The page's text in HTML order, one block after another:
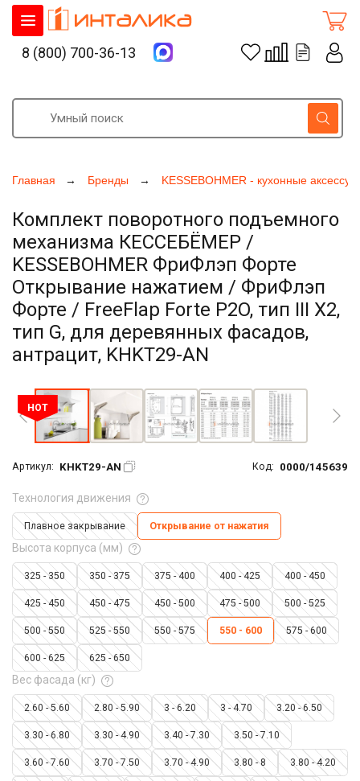
Главная Бренды KESSEBOHMER - кухонные
Комплект поворотного подъемного
механизма КЕССЕБЁМЕР /
KESSEBOHMER ФриФлэп Форте
Открывание нажатием / ФриФлэп
Форте / FreeFlap Forte P2O, тип III Х2,
тип G, для деревянных фасадов,
антрацит, KHKT29-AN
HOT
Артикул: KHKT29-AN Код: 0000/145639
Технология движения
Плавное закрывание Открывание от нажатия
Высота корпуса (мм)
325 - 350 350 - 375 375 - 400 400 - 425 400 - 450
425 - 450 450 - 475 450 - 500 475 - 500 500 - 525
500 - 550 525 - 550 550 - 575 550 - 600 575 - 600
600 - 625 625 - 650
Вес фасада (кг)
2.60 - 5.60 2.80 - 5.90 3 - 6.20 3 - 4.70 3.20 - 6.50
3.30 - 6.80 3.30 - 4.90 3.40 - 7.30 3.50 - 7.10
3.60 - 7.60 3.70 - 7.50 3.70 - 4.90 3.80 - 8 3.80 - 4.20
8 (800) 700-36-13